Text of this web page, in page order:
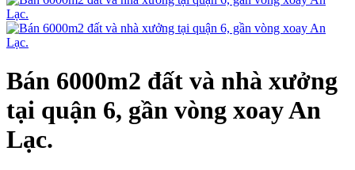
Bán 6000m2 đất và nhà xưởng
tại quận 6, gần vòng xoay An
Lạc.